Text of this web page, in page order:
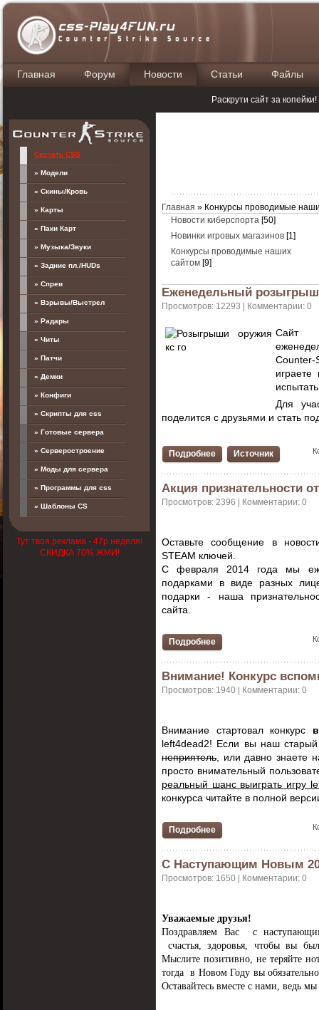
Главная Форум Новости Статьи Файлы
Раскрути сайт за
Главная » Конкурсы проводимые
Новости киберспорта [50]
Новинки игровых магазинов [1]
Конкурсы проводимые наших
сайтом [9]
Еженедельный розыгрыш
Просмотров: 12293 | Комментарии: 0
Сайт
Для
поделится с друзьями и стать
Подробнее Источник
Акция признательности
Просмотров: 2396 | Комментарии: 0
Оставьте сообщение в
STEAM ключей.
С февраля 2014 года мы
подарками в виде разных
подарки - наша
сайта.
Подробнее
Внимание! Конкурс
Просмотров: 1940 | Комментарии: 0
Внимание стартовал конкурс
left4dead2! Если вы наш
неприятель , или давно знаете
просто внимательный
реальный шанс выиграть игру
конкурса читайте в полной
Подробнее
С Наступающим Новым
Просмотров: 1650 | Комментарии: 0
Уважаемые друзья!
Поздравляем Вас с
счастья, здоровья, чтобы вы
Мыслите позитивно, не теряйте
тогда в Новом Году вы обязательно
Оставайтесь вместе с нами, ведь
Скачать CSS
» Модели
» Скины/Кровь
» Карты
» Паки Карт
» Музыка/Звуки
» Задние пл./HUDs
» Спреи
» Взрывы/Выстрел
» Радары
» Читы
» Патчи
» Демки
» Конфиги
» Скрипты для css
» Готовые сервера
» Серверостроение
» Моды для сервера
» Программы для css
» Шаблоны CS
Тут твоя реклама - 47р неделя!
СКИДКА 70% ЖМИ!